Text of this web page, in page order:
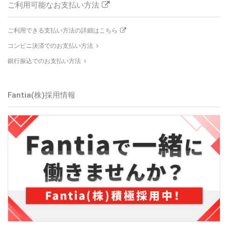
ご利用可能なお支払い方法
ご利用できる支払い方法の詳細はこちら
コンビニ決済でのお支払い方法
銀行振込でのお支払い方法
Fantia(株)採用情報